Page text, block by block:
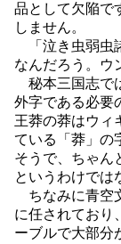
品として欠陥で
しません。
「泣き虫弱虫
なんだろう。ウ
秘本三国志で
外字である必要
王莽の莽はウィ
ている「莽」の
そうで、ちゃん
というわけでは
ちなみに青空
に任されており
ーブルで大部分